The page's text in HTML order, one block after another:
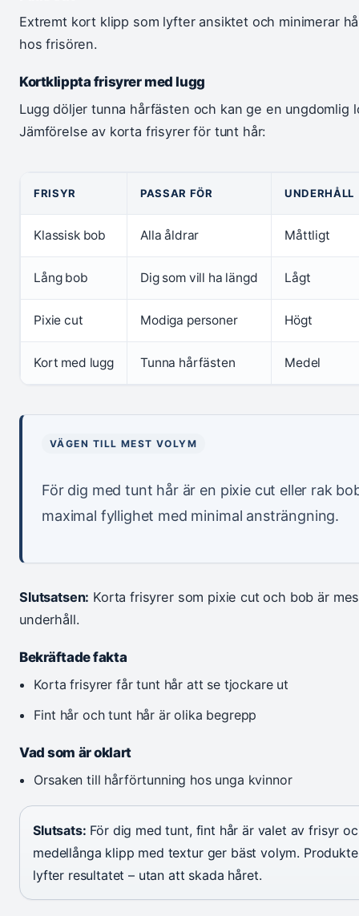
Extremt kort klipp som lyfter ansiktet och minimerar
hos frisören.
Kortklippta frisyrer med lugg
Lugg döljer tunna hårfästen och kan ge en ungdomlig
Jämförelse av korta frisyrer för tunt hår:
FRISYR PASSAR FÖR UNDERHÅLL
Klassisk bob Alla åldrar Måttligt
Lång bob Dig som vill ha längd Lågt
Pixie cut Modiga personer Högt
Kort med lugg Tunna hårfästen Medel
VÄGEN TILL MEST VOLYM
För dig med tunt hår är en pixie cut eller rak
maximal fyllighet med minimal ansträngning.
Slutsatsen: Korta frisyrer som pixie cut och bob är
underhåll.
Bekräftade fakta
Korta frisyrer får tunt hår att se tjockare ut
Fint hår och tunt hår är olika begrepp
Vad som är oklart
Orsaken till hårförtunning hos unga kvinnor
Slutsats: För dig med tunt, fint hår är valet av frisyr
medellånga klipp med textur ger bäst volym.
lyfter resultatet – utan att skada håret.